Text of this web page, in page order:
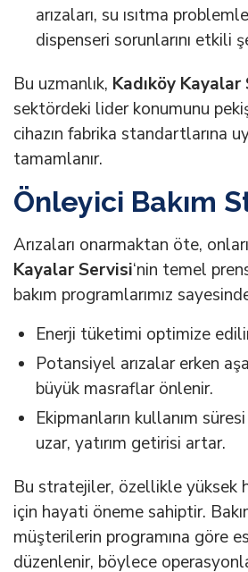
arızaları, su ısıtma
dispenseri sorunlarını etkili
Bu uzmanlık, Kadıköy Kayalar
sektördeki lider konumunu
cihazın fabrika standartlarına
tamamlanır.
Önleyici Bakım
Arızaları onarmaktan öte,
Kayalar Servisi‘nin temel
bakım programlarımız
Enerji tüketimi optimize
Potansiyel arızalar erken
büyük masraflar önlenir.
Ekipmanların kullanım
uzar, yatırım getirisi artar.
Bu stratejiler, özellikle yüksek
için hayati öneme sahiptir.
müşterilerin programına göre
düzenlenir, böylece